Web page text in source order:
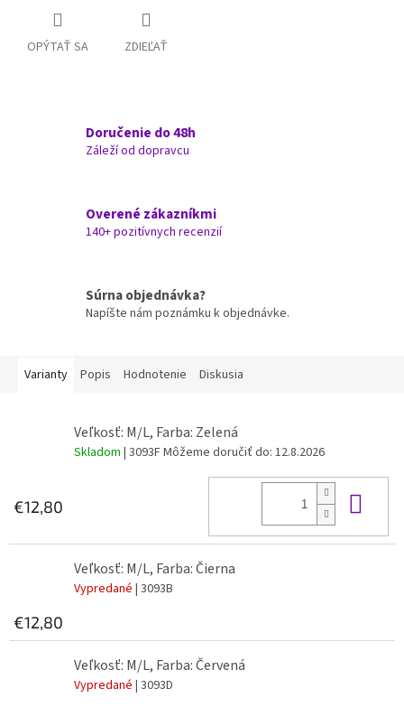
OPÝTAŤ SA ZDIEĽAŤ
Doručenie do 48h
Záleží od dopravcu
Overené zákazníkmi
140+ pozitívnych recenzií
Súrna objednávka?
Napíšte nám poznámku k objednávke.
Varianty Popis Hodnotenie Diskusia
Veľkosť: M/L, Farba: Zelená
Skladom | 3093F Môžeme doručiť do: 12.8.2026
€12,80
Veľkosť: M/L, Farba: Čierna
Vypredané | 3093B
€12,80
Veľkosť: M/L, Farba: Červená
Vypredané | 3093D